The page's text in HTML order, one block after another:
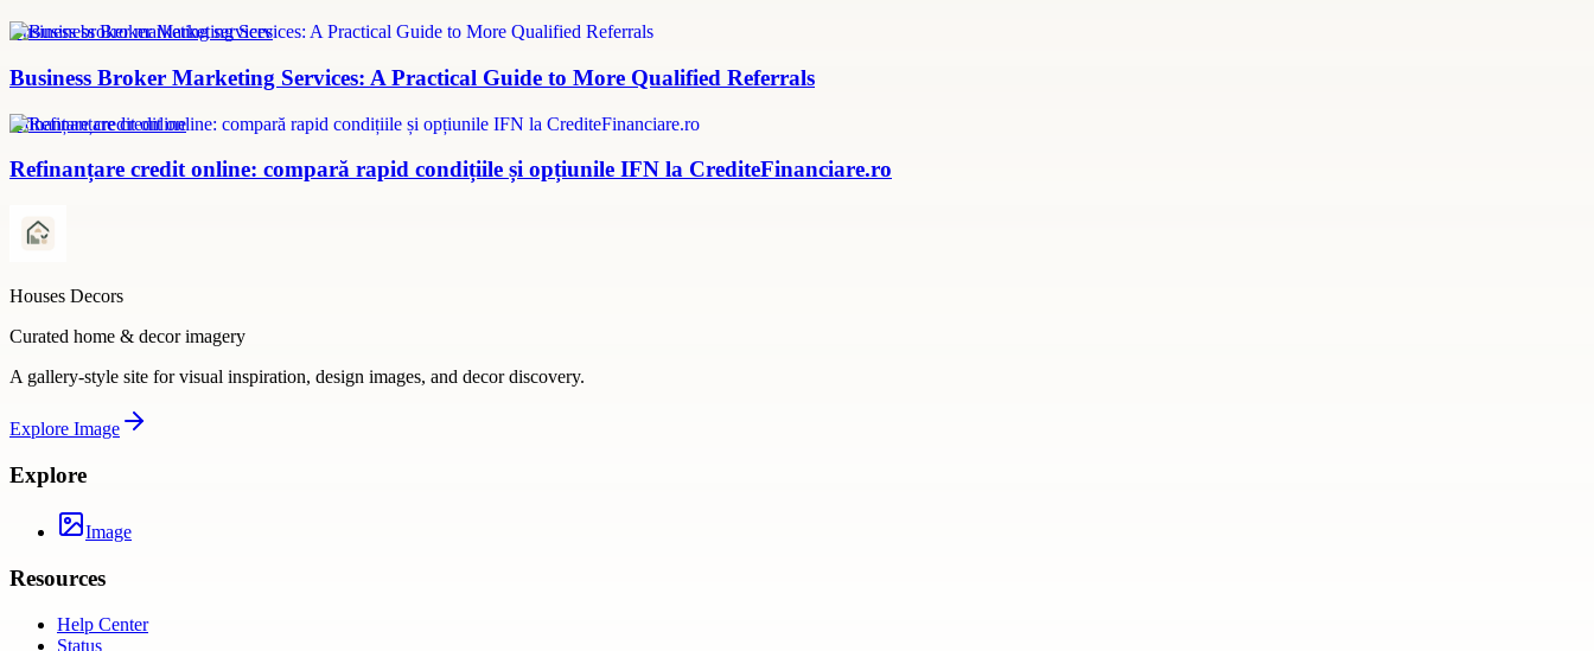
Business broker marketing services
Business Broker Marketing Services: A Practical Guide to More Qualified Referrals
refinanțare credit online
Refinanțare credit online: compară rapid condițiile și opțiunile IFN la CrediteFinanciare.ro
Houses Decors
Curated home & decor imagery
A gallery-style site for visual inspiration, design images, and decor discovery.
Explore Image
Explore
Image
Resources
Help Center
Status